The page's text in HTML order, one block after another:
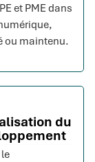
et PME dans
ou maintenu.
du